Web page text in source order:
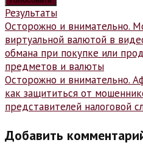
Результаты
Навигация
по
записям
Осторожно и внимательно.
виртуальной валютой в
обмана при покупке или
предметов и валюты
Осторожно и внимательно.
как защититься от
представителей налоговой
Добавить